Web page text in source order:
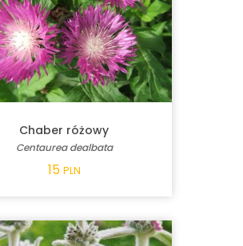
Chaber różowy
Centaurea dealbata
15 PLN